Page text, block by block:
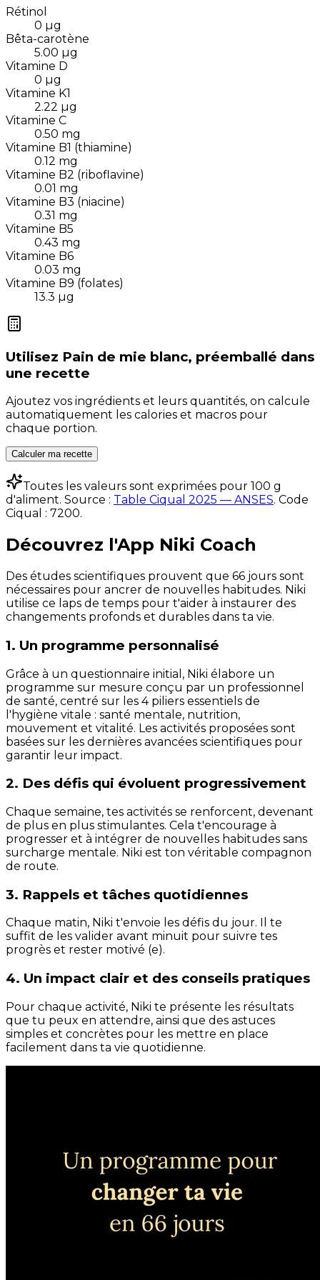
Rétinol
0 µg
Bêta-carotène
5.00 µg
Vitamine D
0 µg
Vitamine K1
2.22 µg
Vitamine C
0.50 mg
Vitamine B1 (thiamine)
0.12 mg
Vitamine B2 (riboflavine)
0.01 mg
Vitamine B3 (niacine)
0.31 mg
Vitamine B5
0.43 mg
Vitamine B6
0.03 mg
Vitamine B9 (folates)
13.3 µg
Utilisez Pain de mie blanc, préemballé dans
une recette
Ajoutez vos ingrédients et leurs quantités, on calcule
automatiquement les calories et macros pour
chaque portion.
Calculer ma recette
Toutes les valeurs sont exprimées pour 100 g
d'aliment. Source : Table Ciqual 2025 — ANSES. Code
Ciqual : 7200.
Découvrez l'App Niki Coach
Des études scientifiques prouvent que 66 jours sont
nécessaires pour ancrer de nouvelles habitudes. Niki
utilise ce laps de temps pour t'aider à instaurer des
changements profonds et durables dans ta vie.
1. Un programme personnalisé
Grâce à un questionnaire initial, Niki élabore un
programme sur mesure conçu par un professionnel
de santé, centré sur les 4 piliers essentiels de
l'hygiène vitale : santé mentale, nutrition,
mouvement et vitalité. Les activités proposées sont
basées sur les dernières avancées scientifiques pour
garantir leur impact.
2. Des défis qui évoluent progressivement
Chaque semaine, tes activités se renforcent, devenant
de plus en plus stimulantes. Cela t'encourage à
progresser et à intégrer de nouvelles habitudes sans
surcharge mentale. Niki est ton véritable compagnon
de route.
3. Rappels et tâches quotidiennes
Chaque matin, Niki t'envoie les défis du jour. Il te
suffit de les valider avant minuit pour suivre tes
progrès et rester motivé (e).
4. Un impact clair et des conseils pratiques
Pour chaque activité, Niki te présente les résultats
que tu peux en attendre, ainsi que des astuces
simples et concrètes pour les mettre en place
facilement dans ta vie quotidienne.